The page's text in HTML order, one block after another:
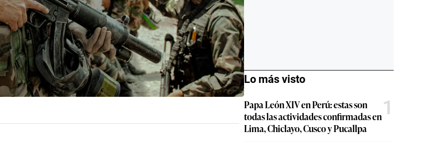
Lo más visto
Papa León XIV en Perú: estas son
todas las actividades confirmadas en
Lima, Chiclayo, Cusco y Pucallpa
1